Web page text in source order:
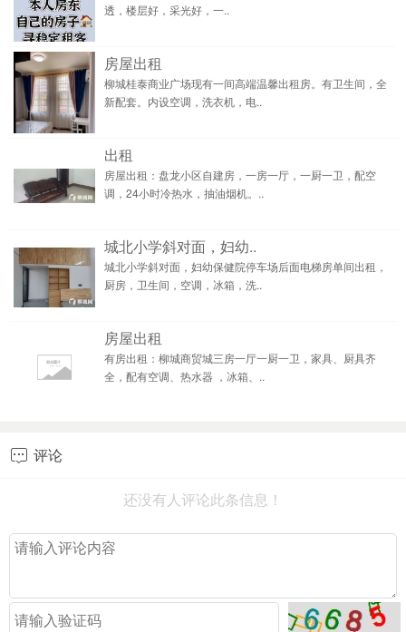
透，楼层好，采光好，一..
房屋出租
柳城桂泰商业广场现有一间高端温馨出租房。有卫生间，全
新配套。内设空调，洗衣机，电..
出租
房屋出租：盘龙小区自建房，一房一厅，一厨一卫，配空
调，24小时冷热水，抽油烟机。..
城北小学斜对面，妇幼..
城北小学斜对面，妇幼保健院停车场后面电梯房单间出租，
厨房，卫生间，空调，冰箱，洗..
房屋出租
有房出租：柳城商贸城三房一厅一厨一卫，家具、厨具齐
全，配有空调、热水器 ，冰箱、..
 评论
还没有人评论此条信息！